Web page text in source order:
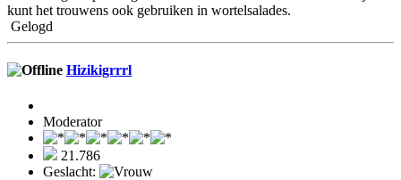
kunt het trouwens ook gebruiken in wortelsalades.
Gelogd
Hizikigrrrl
Moderator
21.786
Geslacht: